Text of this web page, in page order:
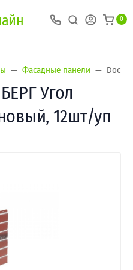
0
Фасадные панели
Угол
12шт/уп